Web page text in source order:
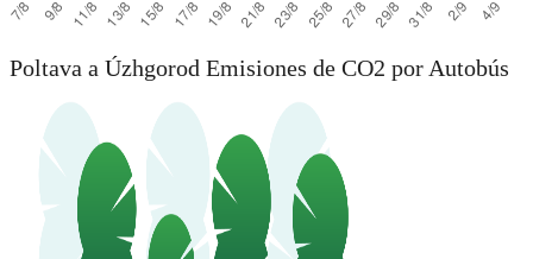
Poltava a Úzhgorod Emisiones de CO2 por Autobús